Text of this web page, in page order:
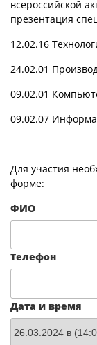
всероссийской
презентация
12.02.16
24.02.01
09.02.01
09.02.07
Для участия
форме:
ФИО
Телефон
Дата и время